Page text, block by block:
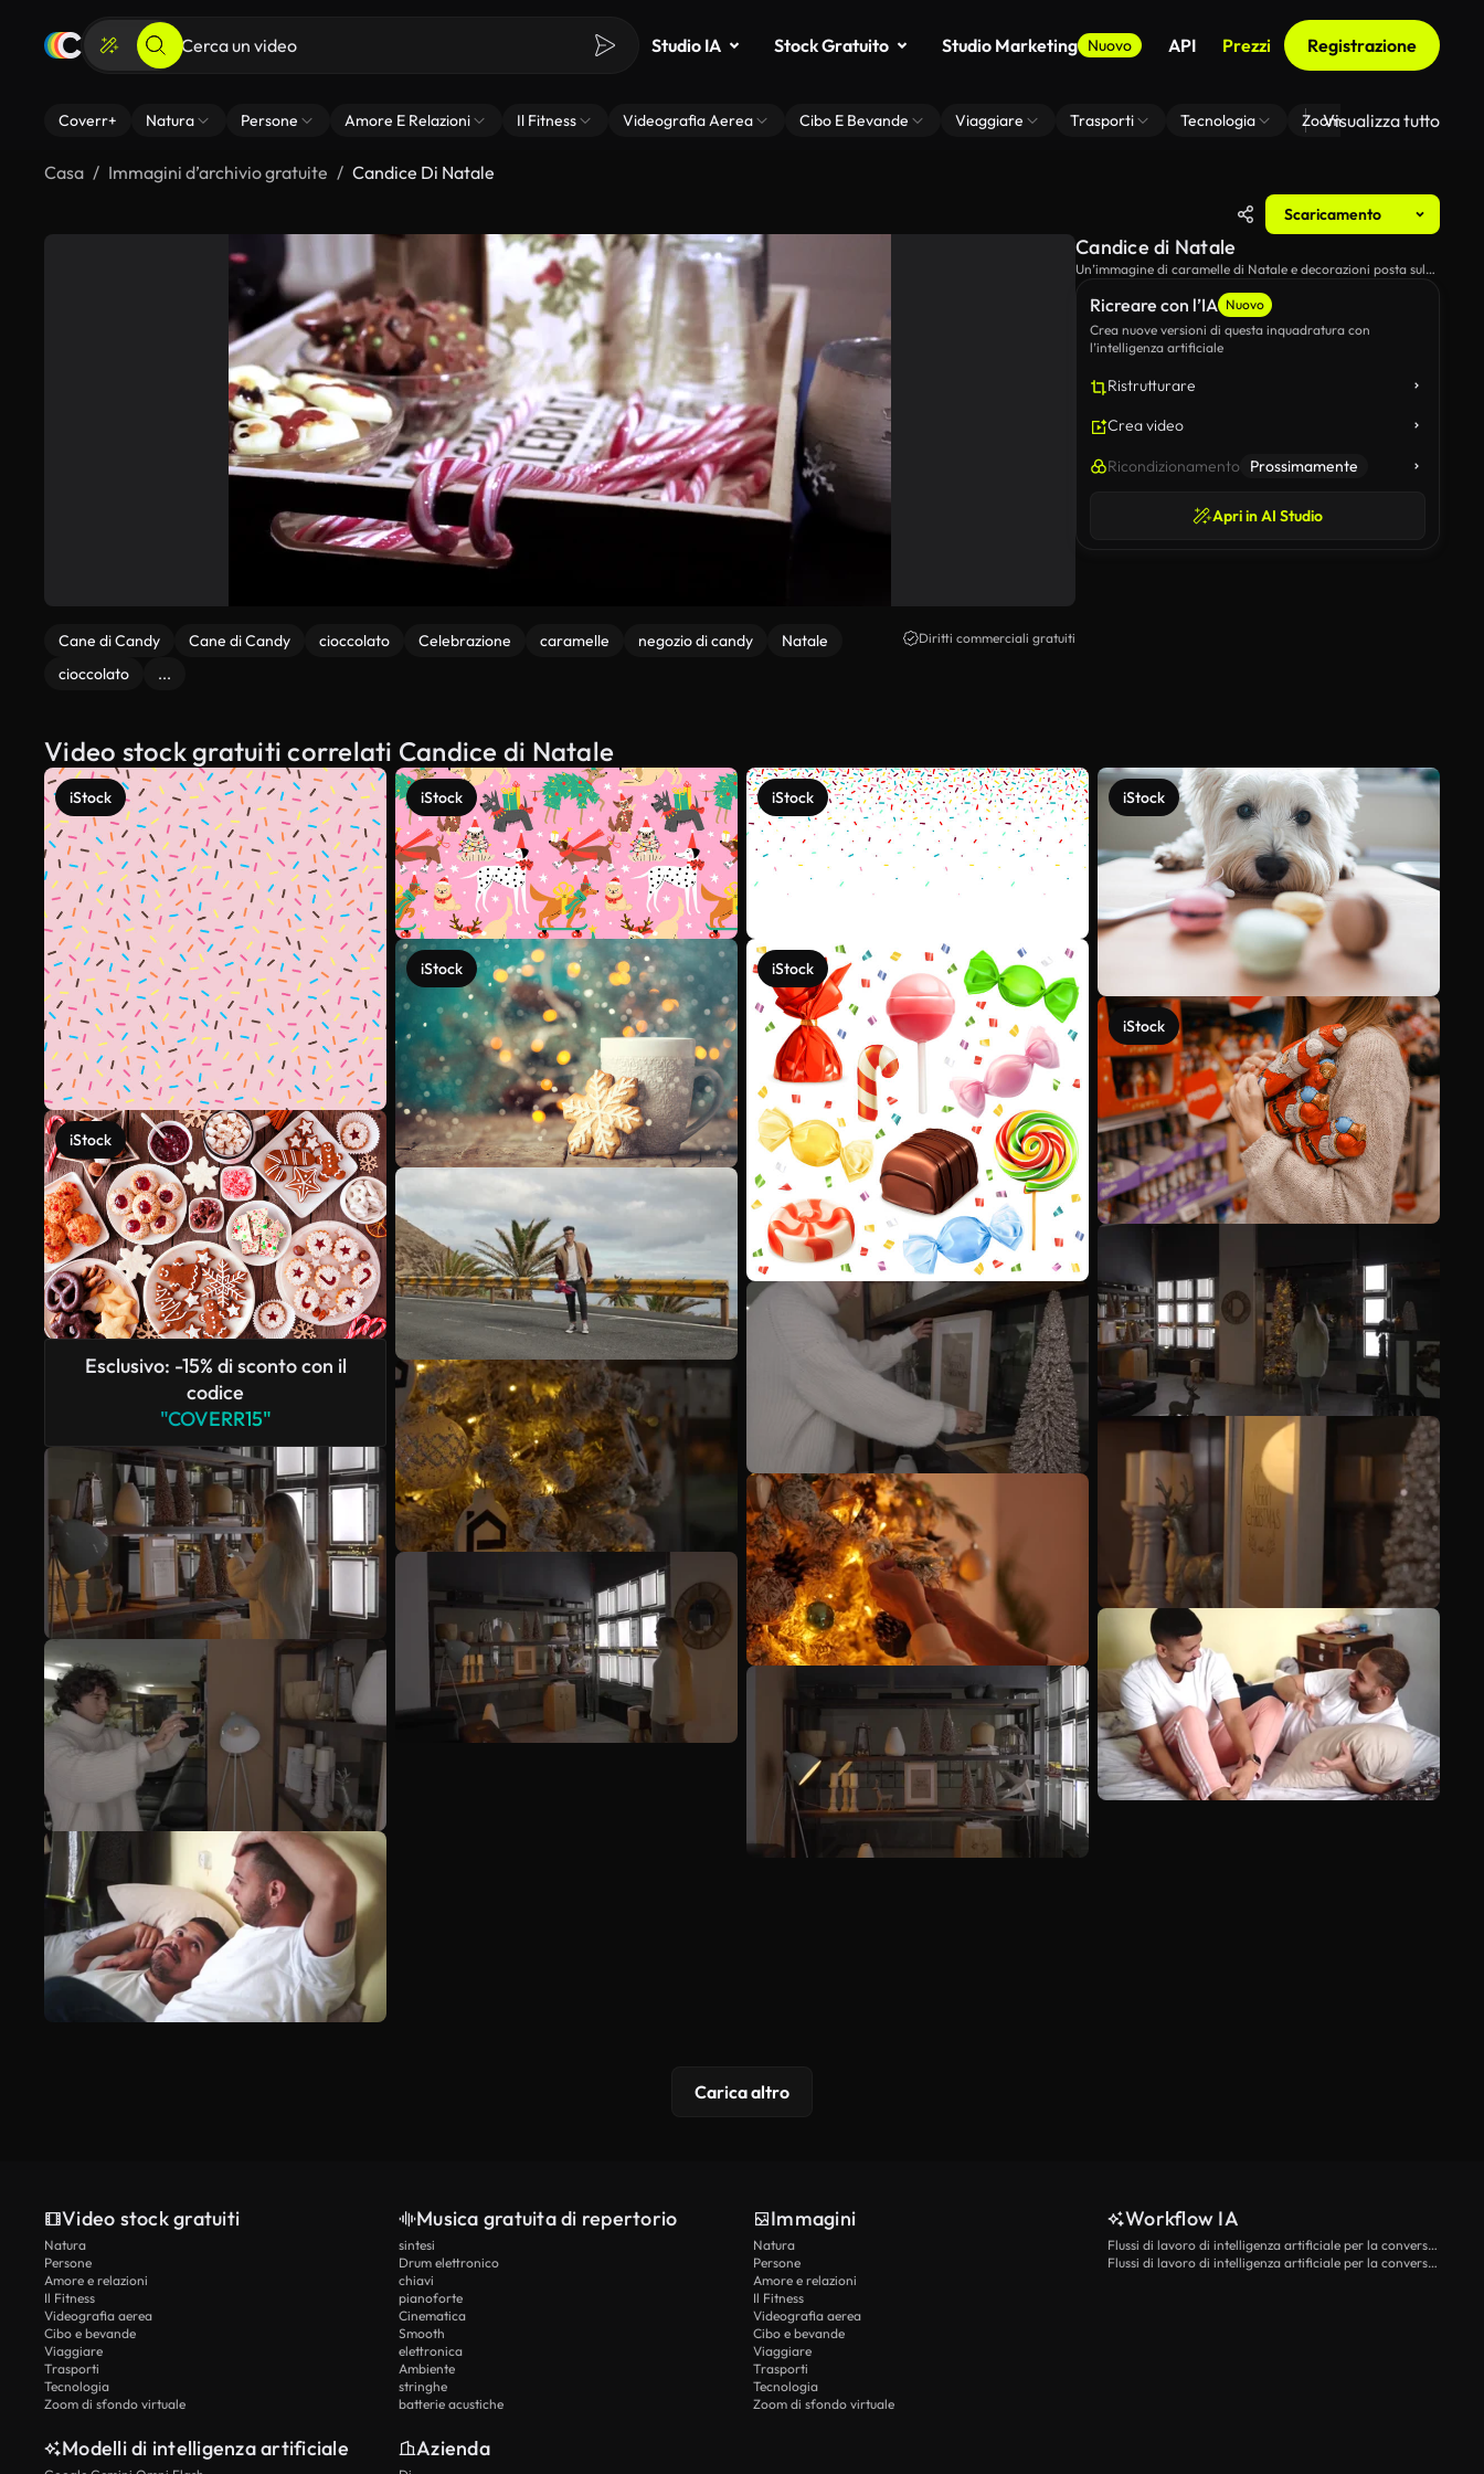
Studio IA Stock Gratuito Studio Marketing Nuovo API Prezzi Registrazione
Coverr+ Natura Persone Amore E Relazioni Il Fitness Videografia Aerea Cibo E Bevande Viaggiare Trasporti Tecnologia Zoom Di Sfondo Virtuale
Visualizza tutto
Casa Immagini d’archivio gratuite Candice Di Natale
Scaricamento
Cane di Candy Cane di Candy cioccolato Celebrazione caramelle negozio di candy
Natale
cioccolato
...
Diritti commerciali gratuiti
Ricreare con l’IA Nuovo
Crea nuove versioni di questa inquadratura con
l’intelligenza artificiale
Ristrutturare
Crea video
Ricondizionamento Prossimamente
Apri in AI Studio
Candice di Natale
Un’immagine di caramelle di Natale e decorazioni posta sul
Video stock gratuiti correlati Candice di Natale
iStock
iStock
Esclusivo: -15% di sconto con il
codice
"COVERR15"
iStock
iStock
iStock
iStock
iStock
iStock
Scopri di più
Carica altro
Video stock gratuiti
Natura
Persone
Amore e relazioni
Il Fitness
Videografia aerea
Cibo e bevande
Viaggiare
Trasporti
Tecnologia
Zoom di sfondo virtuale
Musica gratuita di repertorio
sintesi
Drum elettronico
chiavi
pianoforte
Cinematica
Smooth
elettronica
Ambiente
stringhe
batterie acustiche
Immagini
Natura
Persone
Amore e relazioni
Il Fitness
Videografia aerea
Cibo e bevande
Viaggiare
Trasporti
Tecnologia
Zoom di sfondo virtuale
Workflow IA
Flussi di lavoro di intelligenza artificiale per la conversione da testo a video
Flussi di lavoro di intelligenza artificiale per la conversione di immagini in video
Modelli di intelligenza artificiale Azienda